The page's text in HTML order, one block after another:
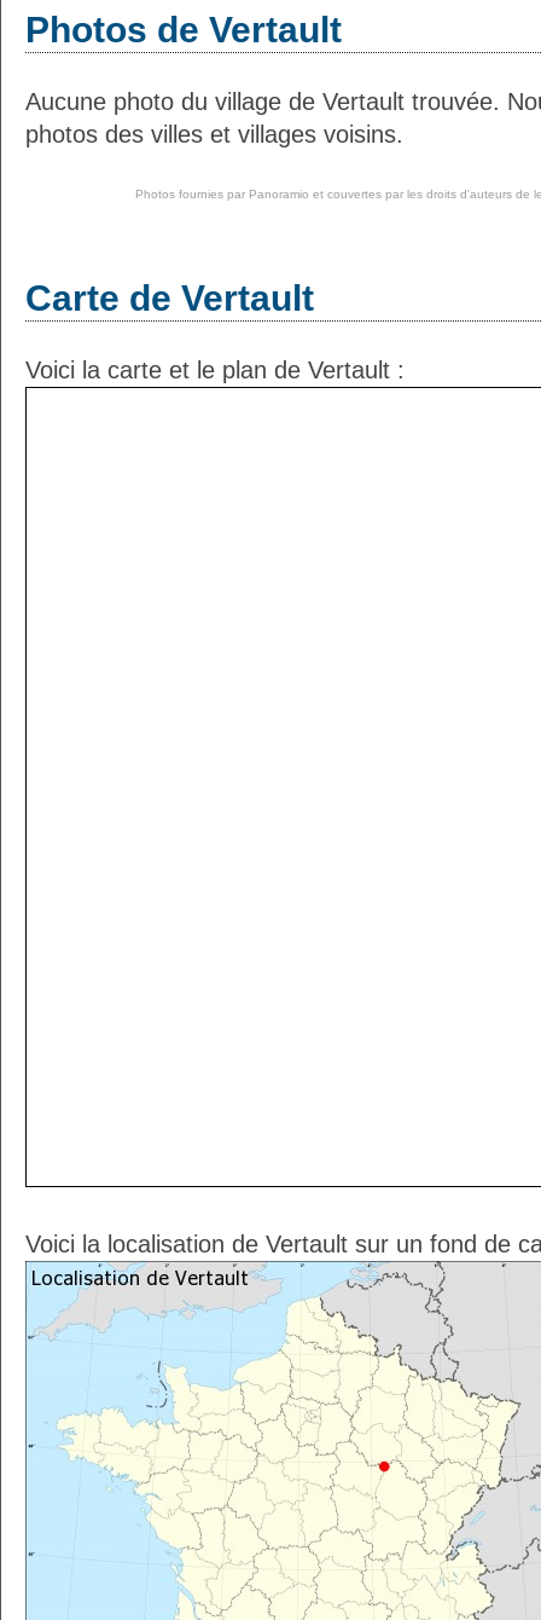
Photos de Vertault
Aucune photo du village de Vertault trouvée.
photos des villes et villages voisins.
Photos fournies par Panoramio et couvertes par les droits d'auteurs de
Carte de Vertault
Voici la carte et le plan de Vertault :
Voici la localisation de Vertault sur un fond de